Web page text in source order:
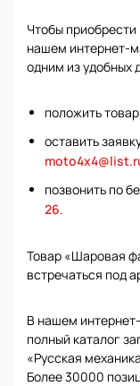
Чтобы приобрести
нашем интернет-
одним из удобных
положить
оставить
позвонить по
26.
Товар «Шаровая
встречаться под
В нашем
полный каталог
«Русская
Более 30000